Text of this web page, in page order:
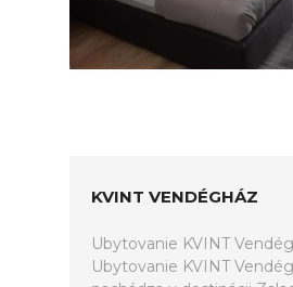
KVINT VENDÉGHÁZ
Ubytovanie KVINT
Ubytovanie KVINT